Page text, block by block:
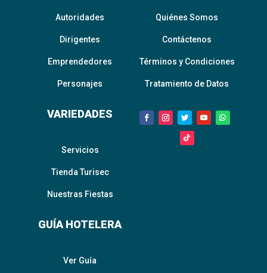
Autoridades
Dirigentes
Emprendedores
Personajes
VARIEDADES
Servicios
Tienda Turisec
Nuestras Fiestas
GUÍA HOTELERA
Ver Guía
Quiénes Somos
Contáctenos
Términos y Condiciones
Tratamiento de Datos